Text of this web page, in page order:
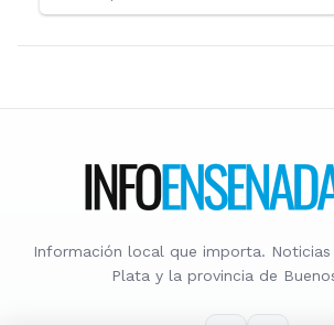
Información local que importa. Noticias
Plata y la provincia de